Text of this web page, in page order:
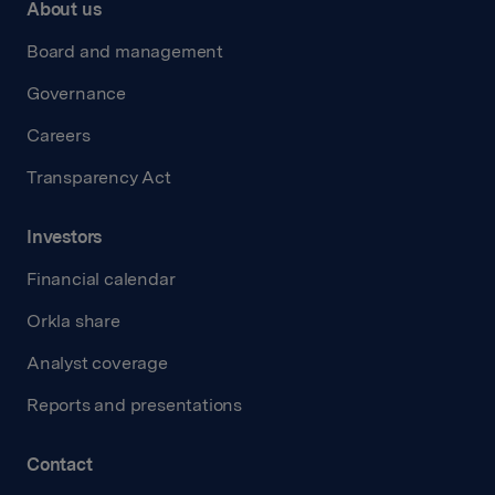
About us
Board and management
Governance
Careers
Transparency Act
Investors
Financial calendar
Orkla share
Analyst coverage
Reports and presentations
Contact